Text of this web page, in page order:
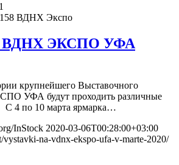
ВДНХ Экспо
ВДНХ ЭКСПО УФА
крупнейшего Выставочного
УФА будут проходить различные
С 4 по 10 марта ярмарка…
InStock 2020-03-06T00:28:00+03:00
vystavki-na-vdnx-ekspo-ufa-v-marte-2020/